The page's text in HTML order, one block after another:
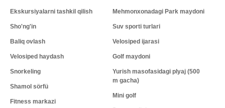
Ekskursiyalarni tashkil qilish
Sho'ng'in
Baliq ovlash
Velosiped haydash
Snorkeling
Shamol sörfü
Fitness markazi
Mehmonxonadagi Park maydoni
Suv sporti turlari
Velosiped ijarasi
Golf maydoni
Yurish masofasidagi plyaj (500
m gacha)
Mini golf